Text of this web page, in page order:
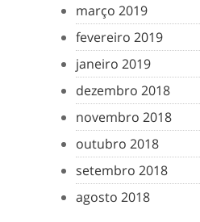
março 2019
fevereiro 2019
janeiro 2019
dezembro 2018
novembro 2018
outubro 2018
setembro 2018
agosto 2018